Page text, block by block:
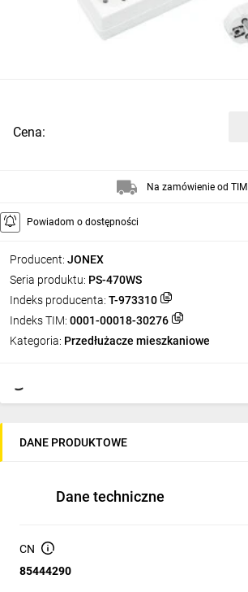
Producent: JONEX
Seria produktu: PS-470WS
Indeks producenta: T-973310
Indeks TIM: 0001-00018-30276
Kategoria: Przedłużacze mieszkaniowe
Cena:
Na zamówienie od TIM
Powiadom o dostępności
DANE PRODUKTOWE
Dane techniczne
CN
85444290